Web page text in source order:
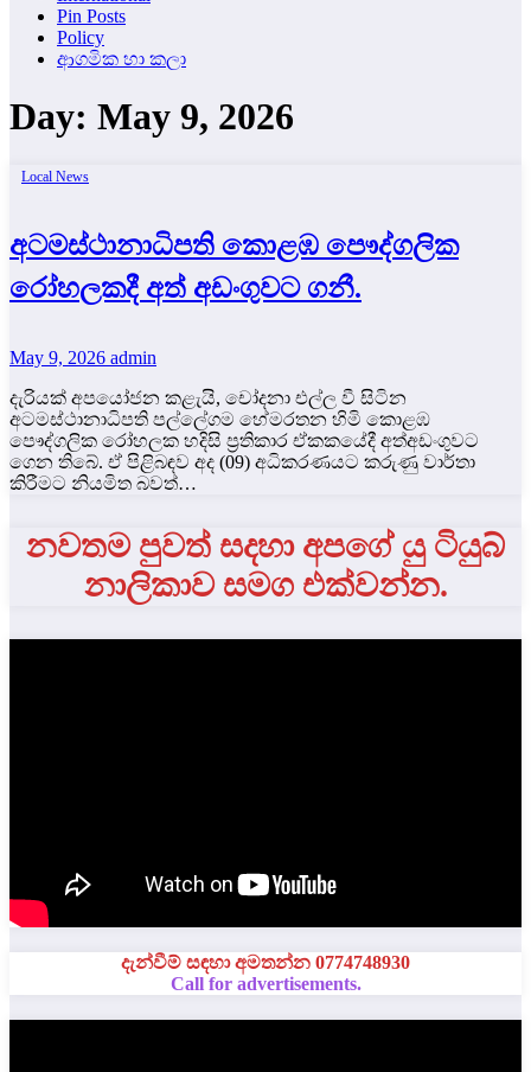
Pin Posts
Policy
ආගමික හා කලා
Day: May 9, 2026
Local News
අටමස්ථානාධිපති කොළඹ පෞද්ගලික
රෝහලකදී අත් අඩංගුවට ගනී.
May 9, 2026 admin
දැරියක් අපයෝජන කළැයි, චෝදනා එල්ල වී සිටින
අටමස්ථානාධිපති පල්ලේගම හේමරතන හිමි කොළඹ
පෞද්ගලික රෝහලක හදිසි ප්‍රතිකාර ඒකකයේදී අත්අඩංගුවට
ගෙන තිබේ. ඒ පිළිබඳව අද (09) අධිකරණයට කරුණු වාර්තා
කිරීමට නියමිත බවත්…
නවතම පුවත් සදහා අපගේ යු ටියුබ්
නාලිකාව සමග එක්වන්න.
දැන්වීම් සඳහා අමතන්න 0774748930
Call for advertisements.